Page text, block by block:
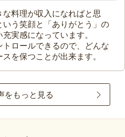
料理が収入になればと思
う笑顔と「ありがとう」の
実感になっています。
ロールできるので、どんな
を保つことが出来ます。
をもっと見る